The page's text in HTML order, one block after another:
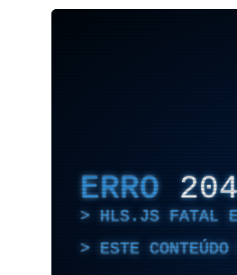
ERRO
HLS.JS FATAL
ESTE